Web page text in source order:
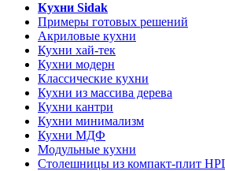
Кухни Sidak
Примеры готовых решений
Акриловые кухни
Кухни хай-тек
Кухни модерн
Классические кухни
Кухни из массива дерева
Кухни кантри
Кухни минимализм
Кухни МДФ
Модульные кухни
Столешницы из компакт-плит